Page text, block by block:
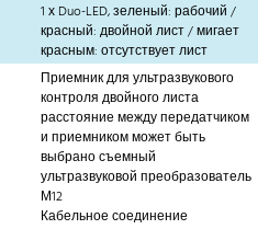
1 х Duo-LED, зеленый: рабочий /
красный: двойной лист / мигает
красным: отсутствует лист
Приемник для ультразвукового
контроля двойного листа
расстояние между передатчиком
и приемником может быть
выбрано съемный
ультразвуковой преобразователь
М12
Кабельное соединение